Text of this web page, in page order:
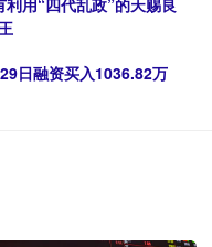
用“四代乱政”的天赐良
日融资买入1036.82万